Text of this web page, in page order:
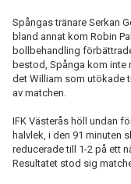
Spångas tränare Serkan
bland annat kom Robin
bollbehandling
bestod, Spånga kom inte
det William som utökade
av matchen.
IFK Västerås höll undan
halvlek, i den 91 minuten
reducerade till 1-2 på ett
Resultatet stod sig